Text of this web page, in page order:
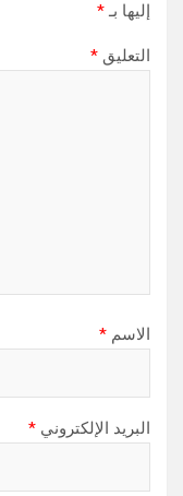
إليها بـ*
التعليق *
الاسم *
البريد الإلكتروني *